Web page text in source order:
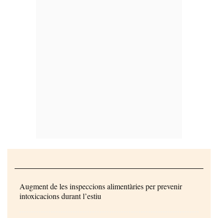
Augment de les inspeccions alimentàries per prevenir
intoxicacions durant l’estiu